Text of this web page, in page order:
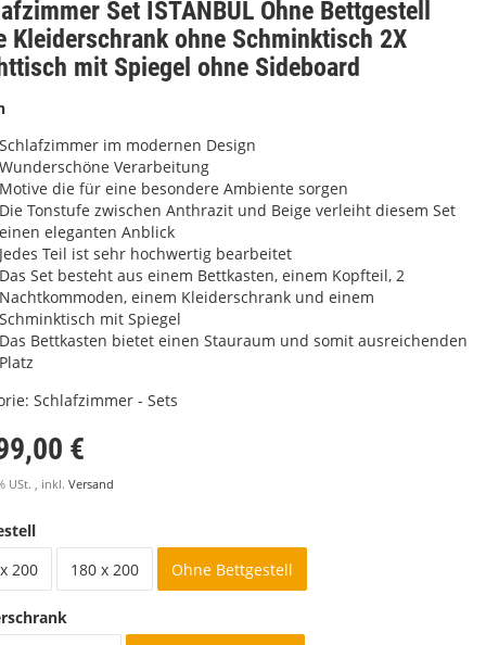
Set ISTANBUL Ohne Bettgestell
Kleiderschrank ohne Schminktisch 2X
mit Spiegel ohne Sideboard
Schlafzimmer im modernen Design
Wunderschöne Verarbeitung
Motive die für eine besondere Ambiente sorgen
Die Tonstufe zwischen Anthrazit und Beige verleiht diesem Set
einen eleganten Anblick
Jedes Teil ist sehr hochwertig bearbeitet
Das Set besteht aus einem Bettkasten, einem Kopfteil, 2
Nachtkommoden, einem Kleiderschrank und einem
Schminktisch mit Spiegel
Das Bettkasten bietet einen Stauraum und somit ausreichenden
Platz
Schlafzimmer - Sets
€
USt. , inkl. Versand
200
180 x 200 Ohne Bettgestell